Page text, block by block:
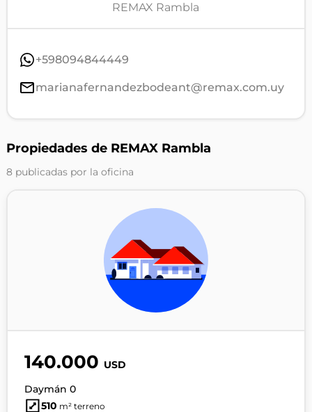
REMAX Rambla
+598094844449
marianafernandezbodeant@remax.com.uy
Propiedades de REMAX Rambla
8 publicadas por la oficina
140.000 USD
Daymán 0
510 m² terreno